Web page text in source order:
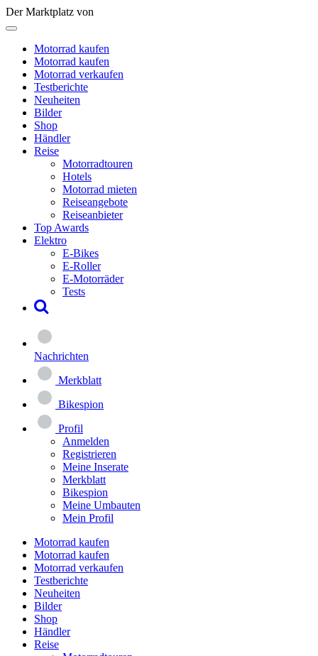
Der Marktplatz von
Motorrad kaufen
Motorrad kaufen
Motorrad verkaufen
Testberichte
Neuheiten
Bilder
Shop
Händler
Reise
Motorradtouren
Hotels
Motorrad mieten
Reiseangebote
Reiseanbieter
Top Awards
Elektro
E-Bikes
E-Roller
E-Motorräder
Tests
Nachrichten
Merkblatt
Bikespion
Profil
Anmelden
Registrieren
Meine Inserate
Merkblatt
Bikespion
Meine Umbauten
Mein Profil
Motorrad kaufen
Motorrad kaufen
Motorrad verkaufen
Testberichte
Neuheiten
Bilder
Shop
Händler
Reise